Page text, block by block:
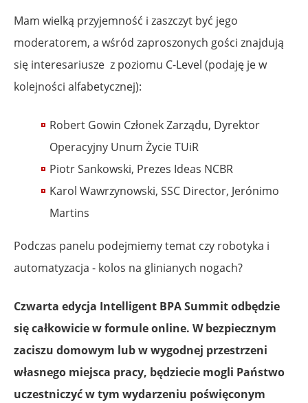
Mam wielką przyjemność i zaszczyt być jego
moderatorem, a wśród zaproszonych gości znajdują
się interesariusze z poziomu C-Level (podaję je w
kolejności alfabetycznej):
Robert Gowin Członek Zarządu, Dyrektor
Operacyjny Unum Życie TUiR
Piotr Sankowski, Prezes Ideas NCBR
Karol Wawrzynowski, SSC Director, Jerónimo
Martins
Podczas panelu podejmiemy temat czy robotyka i
automatyzacja - kolos na glinianych nogach?
Czwarta edycja Intelligent BPA Summit odbędzie
się całkowicie w formule online. W bezpiecznym
zaciszu domowym lub w wygodnej przestrzeni
własnego miejsca pracy, będziecie mogli Państwo
uczestniczyć w tym wydarzeniu poświęconym